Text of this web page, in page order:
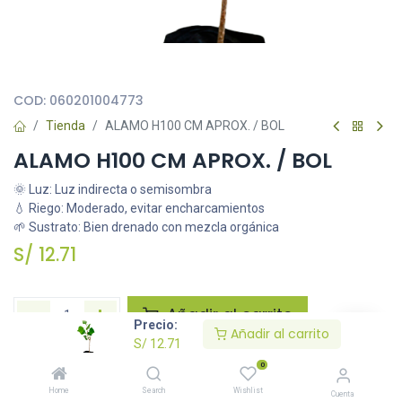
Precio:
S/ 12.71
Añadir al carrito
Home Search
0
Wishlist Cuenta
COD: 060201004773
Tienda ALAMO H100 CM APROX. / BOL
ALAMO H100 CM APROX. / BOL
🌞 Luz: Luz indirecta o semisombra
💧 Riego: Moderado, evitar encharcamientos
🌱 Sustrato: Bien drenado con mezcla orgánica
S/ 12.71
Añadir al carrito
Agregar a la lista de deseos